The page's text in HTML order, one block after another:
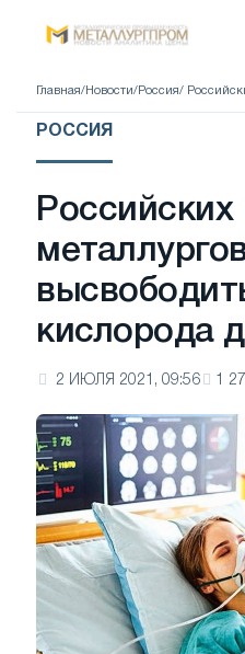
Главная/ Новости/ Россия/
РОССИЯ
Российских
кислорода
2 ИЮЛЯ 2021, 09:56 1